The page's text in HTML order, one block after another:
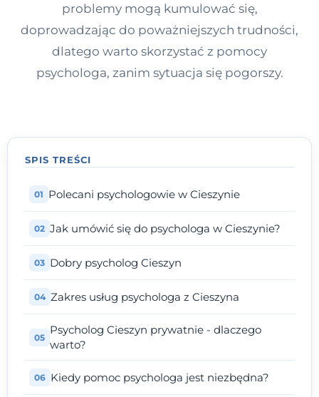
problemy mogą kumulować się,
doprowadzając do poważniejszych trudności,
dlatego warto skorzystać z pomocy
psychologa, zanim sytuacja się pogorszy.
SPIS TREŚCI
Polecani psychologowie w Cieszynie
Jak umówić się do psychologa w Cieszynie?
Dobry psycholog Cieszyn
Zakres usług psychologa z Cieszyna
Psycholog Cieszyn prywatnie - dlaczego
warto?
Kiedy pomoc psychologa jest niezbędna?